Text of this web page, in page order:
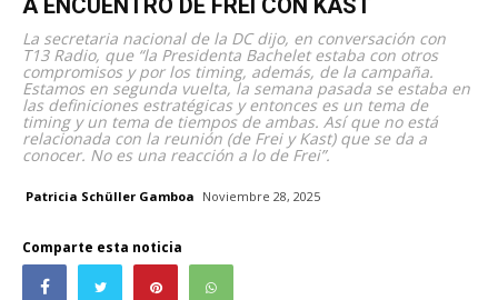
A ENCUENTRO DE FREI CON KAST
La secretaria nacional de la DC dijo, en conversación con
T13 Radio, que “la Presidenta Bachelet estaba con otros
compromisos y por los timing, además, de la campaña.
Estamos en segunda vuelta, la semana pasada se estaba en
las definiciones estratégicas y entonces es un tema de
timing y un tema de tiempos de ambas. Así que no está
relacionada con la reunión (de Frei y Kast) que se da a
conocer. No es una reacción a lo de Frei”.
Patricia Schüller Gamboa Noviembre 28, 2025
Comparte esta noticia